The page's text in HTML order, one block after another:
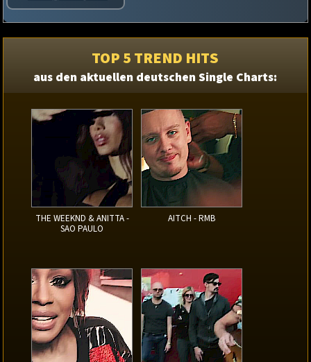
TOP 5 TREND HITS
aus den aktuellen deutschen Single Charts:
THE WEEKND & ANITTA -
SAO PAULO
AITCH - RMB